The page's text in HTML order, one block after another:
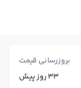
بروزرسانی قیمت
33 روز پیش